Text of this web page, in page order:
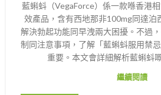
藍蝌蚪（VegaForce）係一款喺香港
效產品，含有西地那非100mg同達泊
解決勃起功能同早洩兩大困擾。不過
制同注意事項，了解「藍蝌蚪服用禁
重要。本文會詳細解析藍蝌蚪
繼續閱讀